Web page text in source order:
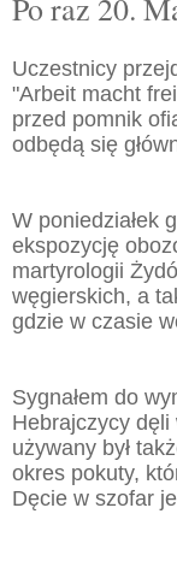
Po raz 20.
Uczestnicy
"Arbeit macht
przed pomnik
odbędą się
W poniedziałek
ekspozycję
martyrologii
węgierskich, a
gdzie w czasie
Sygnałem do
Hebrajczycy
używany był
okres pokuty,
Dęcie w szofar